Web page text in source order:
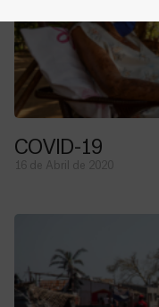
COVID-19
16 de Abril de 2020